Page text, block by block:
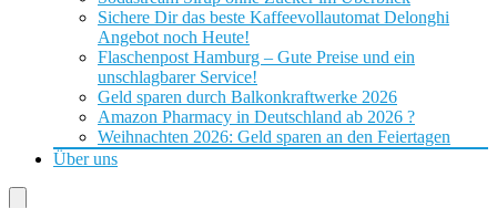
Sichere Dir das beste Kaffeevollautomat Delonghi
Angebot noch Heute!
Flaschenpost Hamburg – Gute Preise und ein
unschlagbarer Service!
Geld sparen durch Balkonkraftwerke 2026
Amazon Pharmacy in Deutschland ab 2026 ?
Weihnachten 2026: Geld sparen an den Feiertagen
Über uns